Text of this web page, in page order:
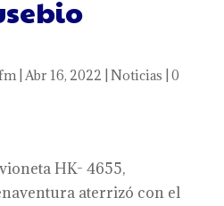
| Abr 16, 2022 Noticias 0
HK- 4655,
aterrizó con el